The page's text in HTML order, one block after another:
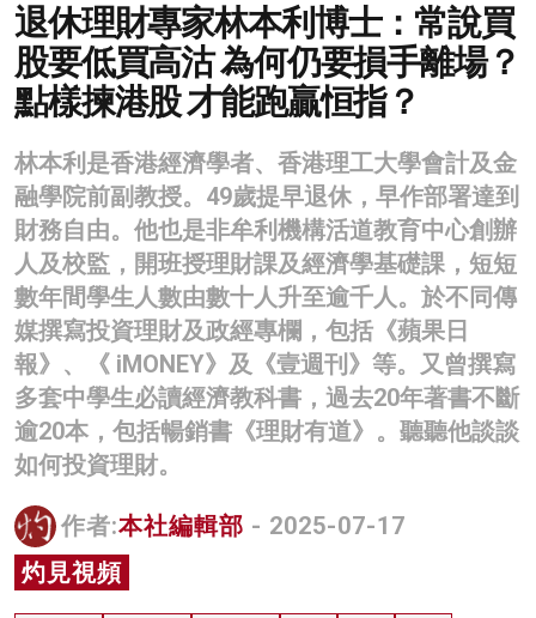
健康
商業
科技
影片
名家榜
灼見活動
關於我們
退休理財專家林本利博士：常說買
股要低買高沽 為何仍要損手離場？
點樣揀港股 才能跑贏恒指？
林本利是香港經濟學者、香港理工大學會計及金
融學院前副教授。49歲提早退休，早作部署達到
財務自由。他也是非牟利機構活道教育中心創辦
人及校監，開班授理財課及經濟學基礎課，短短
數年間學生人數由數十人升至逾千人。於不同傳
媒撰寫投資理財及政經專欄，包括《蘋果日
報》、《 iMONEY》及《壹週刊》等。又曾撰寫
多套中學生必讀經濟教科書，過去20年著書不斷
逾20本，包括暢銷書《理財有道》。聽聽他談談
如何投資理財。
作者:本社編輯部 - 2025-07-17
灼見視頻